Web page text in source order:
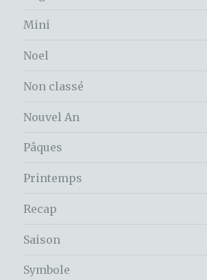
Mini
Noel
Non classé
Nouvel An
Pâques
Printemps
Recap
Saison
Symbole